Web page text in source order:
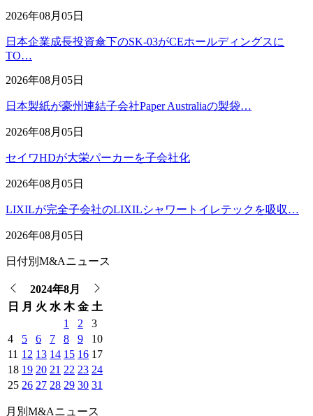
2026年08月05日
日本企業成長投資傘下のSK-03がCEホールディングスに
TO…
2026年08月05日
日本製紙が豪州連結子会社Paper Australiaの製袋…
2026年08月05日
セイワHDが大栄パーカーを子会社化
2026年08月05日
LIXILが完全子会社のLIXILシャワートイレテックを吸収…
2026年08月05日
日付別M&Aニュース
2024年8月
日
月 火 水 木 金 土
1
2
3
4
5 6 7 8 9
10
11 12 13 14 15 16 17
18 19 20 21 22 23 24
25 26 27 28 29 30 31
月別M&Aニュース